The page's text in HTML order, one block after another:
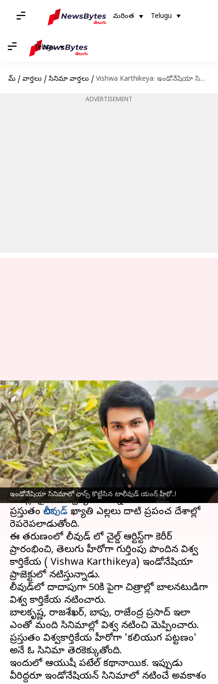
మరింత Telugu
Telugu
హోమ్ / వార్తలు / సినిమా వార్తలు / Vishwa Karthikeya: ఇండోనేషియా సినిమాలో ఛాన్స్ కొట్టేసిన టాలీవుడ్ యంగ్ హీరో..!
ADVERTISEMENT
ఇండోనేషియా సినిమాలో ఛాన్స్ కొట్టేసిన టాలీవుడ్ యంగ్ హీరో..!
Vishwa Karthikeya: ఇండోనేషియా
సినిమాలో ఛాన్స్ కొట్టేసిన టాలీవుడ్
యంగ్ హీరో..!
వ్రాసిన వారు Jayachandra Akuri Jan 02, 2024 11:05 am
ఈ వార్తాకథనం ఏంటి
టాలీవుడ్ హీరోలు, దర్శకుల పనితనం చూసి హాలీవుడ్
మేకర్లు సైతం ఆశ్చర్యపోతున్నారు.
ప్రస్తుతం టాలీవుడ్ ఖ్యాతి ఎల్లలు దాటి ప్రపంచ దేశాల్లో
రెపరెపలాడుతోంది.
ఈ తరుణంలో టాలీవుడ్ లో చైల్డ్ ఆర్టిస్ట్‌గా కెరీర్
ప్రారంభించి, తెలుగు హీరోగా గుర్తింపు పొందిన విశ్వ
కార్తికేయ ( Vishwa Karthikeya) ఇండోనేషియా
ప్రాజెక్టులో నటిస్తున్నాడు.
టాలీవుడ్‌లో దాదాపుగా 50కి పైగా చిత్రాల్లో బాలనటుడిగా
విశ్వ కార్తికేయ నటించారు.
బాలకృష్ణ, రాజశేఖర్, బాపు, రాజేంద్ర ప్రసాద్ ఇలా
ఎంతో మంది సినిమాల్లో విశ్వ నటించి మెప్పించారు.
ప్రస్తుతం విశ్వకార్తికేయ హీరోగా 'కలియుగ పట్టణం'
అనే ఓ సినిమా తెరకెక్కుతోంది.
ఇందులో ఆయుషీ పటేల్ కథానాయిక. ఇప్పుడు
వీరిద్దరూ ఇండోనేషియన్ సినిమాలో నటించే అవకాశం